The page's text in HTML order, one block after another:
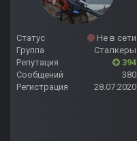
Статус
Не в сети
Группа
Сталкеры
Репутация
394
Сообщений
380
Регистрация
28.07.2020